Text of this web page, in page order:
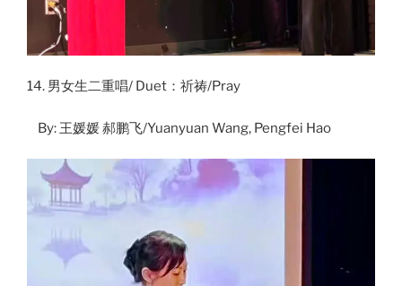
14. 男女生二重唱/ Duet：祈祷/Pray
By: 王媛媛 郝鹏飞/Yuanyuan Wang, Pengfei Hao